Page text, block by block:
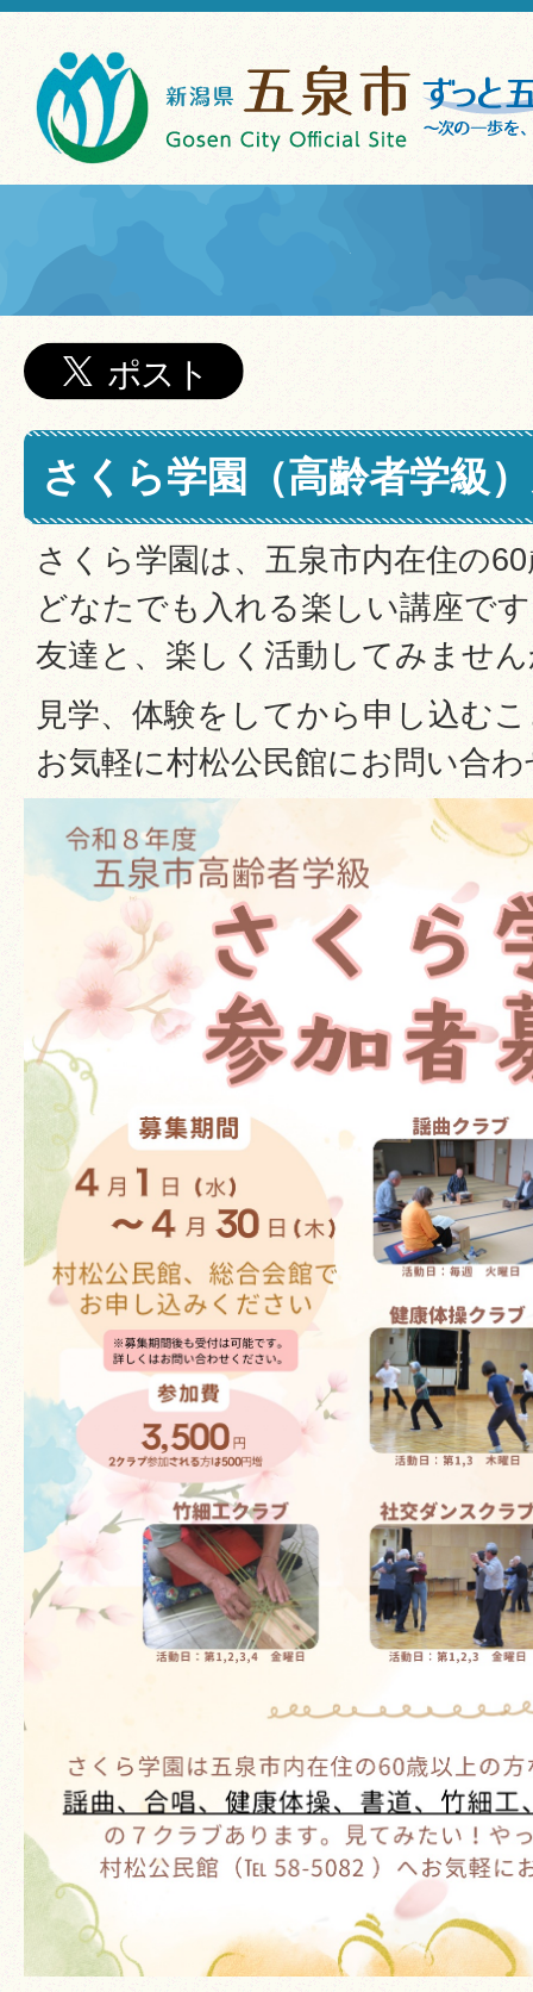
さくら学園（高齢者学級
さくら学園は、五泉市内在住の
どなたでも入れる楽しい講座で
友達と、楽しく活動してみませ
見学、体験をしてから申し込む
お気軽に村松公民館にお問い合